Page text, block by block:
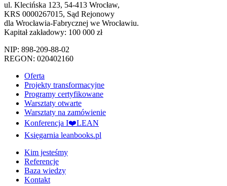
ul. Klecińska 123, 54-413 Wrocław,
KRS 0000267015, Sąd Rejonowy
dla Wrocławia-Fabrycznej we Wrocławiu.
Kapitał zakładowy: 100 000 zł
NIP: 898-209-88-02
REGON: 020402160
Oferta
Projekty transformacyjne
Programy certyfikowane
Warsztaty otwarte
Warsztaty na zamówienie
Konferencja I❤️LEAN
Księgarnia leanbooks.pl
Kim jesteśmy
Referencje
Baza wiedzy
Kontakt